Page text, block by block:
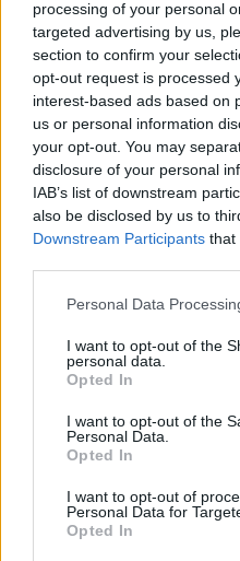
processing of your personal
targeted advertising by us,
section to confirm your
opt-out request is processed
interest-based ads based on
us or personal information
your opt-out. You may
disclosure of your personal
IAB’s list of downstream
also be disclosed by us to
Downstream Participants that
Personal Data
I want to opt-out of the
personal data.
Opted In
I want to opt-out of the
Personal Data.
Opted In
I want to opt-out of
Personal Data for
Opted In
SORODNE NOVICE
Dež bo
kratek čas
7. avgust
Ob
6. avgust
osvežitev